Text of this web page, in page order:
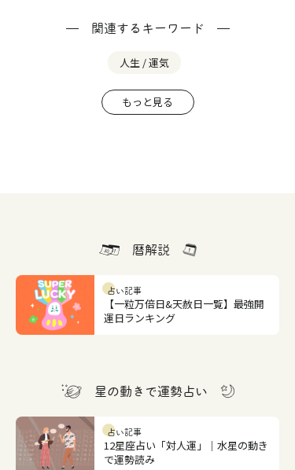
関連するキーワード
人生 / 運気
もっと見る
暦解説
占い記事
【一粒万倍日&天赦日一覧】最強開
運日ランキング
星の動きで運勢占い
占い記事
12星座占い「対人運」｜水星の動き
で運勢読み